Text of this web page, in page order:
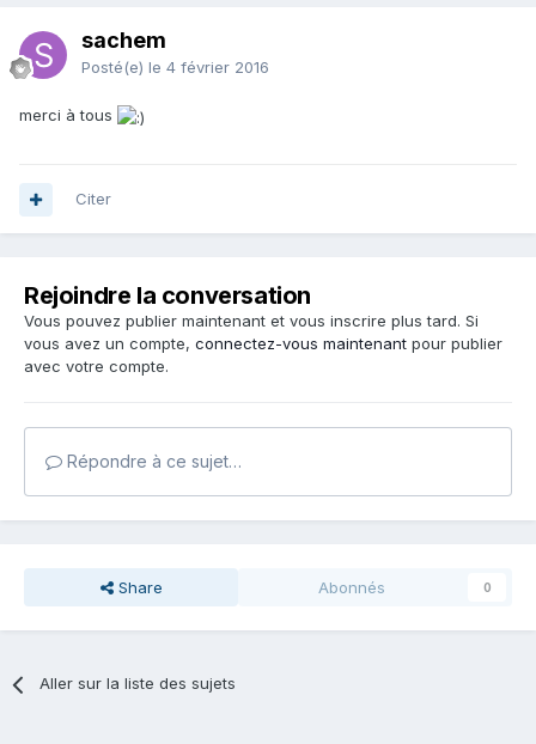
sachem
Posté(e) le 4 février 2016
merci à tous
Citer
Rejoindre la conversation
Vous pouvez publier maintenant et vous inscrire plus tard. Si
vous avez un compte, connectez-vous maintenant pour publier
avec votre compte.
Répondre à ce sujet…
Share Abonnés 0
Aller sur la liste des sujets